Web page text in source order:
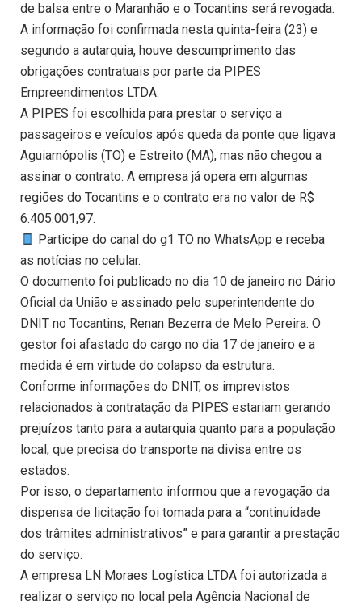
de balsa entre o Maranhão e o Tocantins será revogada.
A informação foi confirmada nesta quinta-feira (23) e
segundo a autarquia, houve descumprimento das
obrigações contratuais por parte da PIPES
Empreendimentos LTDA.
A PIPES foi escolhida para prestar o serviço a
passageiros e veículos após queda da ponte que ligava
Aguiarnópolis (TO) e Estreito (MA), mas não chegou a
assinar o contrato. A empresa já opera em algumas
regiões do Tocantins e o contrato era no valor de R$
6.405.001,97.
Participe do canal do g1 TO no WhatsApp e receba
as notícias no celular.
O documento foi publicado no dia 10 de janeiro no Dário
Oficial da União e assinado pelo superintendente do
DNIT no Tocantins, Renan Bezerra de Melo Pereira. O
gestor foi afastado do cargo no dia 17 de janeiro e a
medida é em virtude do colapso da estrutura.
Conforme informações do DNIT, os imprevistos
relacionados à contratação da PIPES estariam gerando
prejuízos tanto para a autarquia quanto para a população
local, que precisa do transporte na divisa entre os
estados.
Por isso, o departamento informou que a revogação da
dispensa de licitação foi tomada para a “continuidade
dos trâmites administrativos” e para garantir a prestação
do serviço.
A empresa LN Moraes Logística LTDA foi autorizada a
realizar o serviço no local pela Agência Nacional de